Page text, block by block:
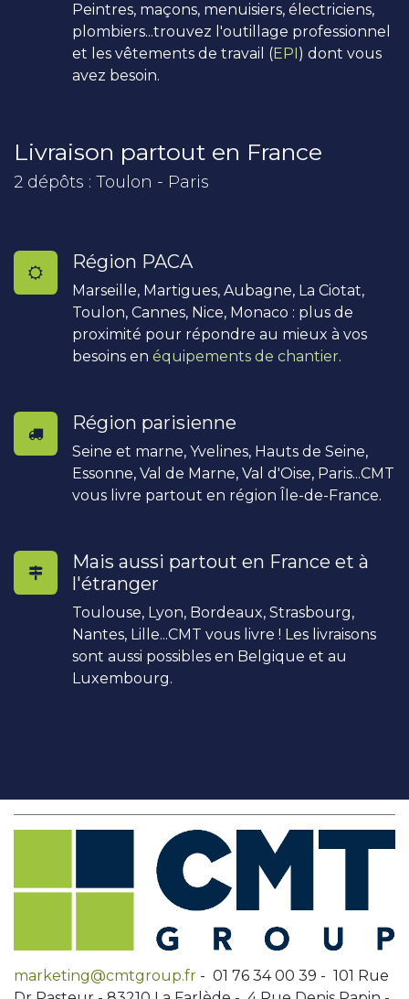
Peintres, maçons, menuisiers, électriciens,
plombiers...trouvez l'outillage professionnel
et les vêtements de travail (EPI) dont vous
avez besoin.
Livraison partout en France
2 dépôts : Toulon - Paris
Région PACA
Marseille, Martigues, Aubagne, La Ciotat,
Toulon, Cannes, Nice, Monaco : plus de
proximité pour répondre au mieux à vos
besoins en équipements de chantier.
Région parisienne
Seine et marne, Yvelines, Hauts de Seine,
Essonne, Val de Marne, Val d'Oise, Paris...CMT
vous livre partout en région Île-de-France.
Mais aussi partout en France et à
l'étranger
Toulouse, Lyon, Bordeaux, Strasbourg,
Nantes, Lille...CMT vous livre ! Les livraisons
sont aussi possibles en Belgique et au
Luxembourg.
marketing@cmtgroup.fr - 01 76 34 00 39 - 101 Rue